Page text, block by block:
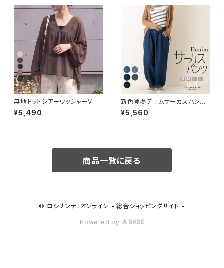
無地ドットシアーワッシャーVネ
ックブラウス 長袖 シアートップ
ス フェミニン 2026秋新作 予約
¥5,490
新色登場デニムサーカスパンツ
カーブ ワイド バレルレッグジー
ンズ 2026秋 / ファッション レデ
¥5,560
商品一覧に戻る
© ロシナンテ！オンライン - 総合ショッピングサイト -
Powered by